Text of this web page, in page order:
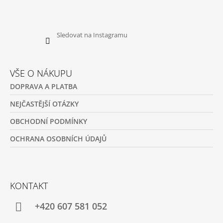
Sledovat na Instagramu
VŠE O NÁKUPU
DOPRAVA A PLATBA
NEJČASTĚJŠÍ OTÁZKY
OBCHODNÍ PODMÍNKY
OCHRANA OSOBNÍCH ÚDAJŮ
KONTAKT
+420 607 581 052